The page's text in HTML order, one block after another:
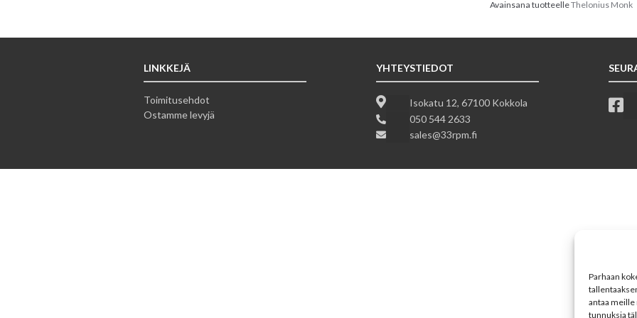
Parhaan
antaa
tunnuksia
Avainsana tuotteelleThelonius Monk
LINKKEJÄ
Toimitusehdot
Ostamme levyjä
YHTEYSTIEDOT
Isokatu 12, 67100 Kokkola
050 544 2633
sales@33rpm.fi